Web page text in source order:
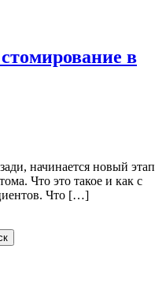
в
начинается новый этап
Что это такое и как с
Что […]